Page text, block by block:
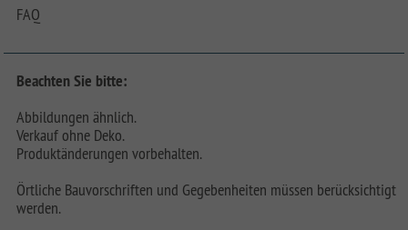
FAQ
Beachten Sie bitte:
Abbildungen ähnlich.
Verkauf ohne Deko.
Produktänderungen vorbehalten.
Örtliche Bauvorschriften und Gegebenheiten müssen berücksichtigt
werden.